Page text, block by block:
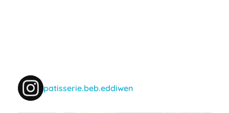
patisserie.beb.eddiwen